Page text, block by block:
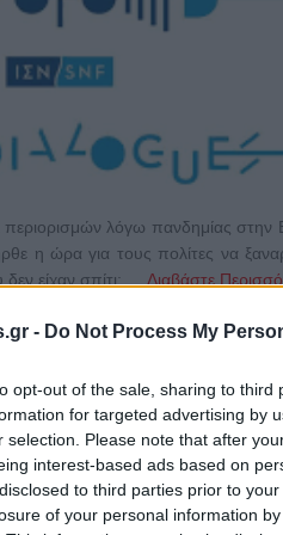
- Do Not Process My
opt-out of the sale, sharing to
for targeted advertising by
selection. Please note that after
interest-based ads based on
to third parties prior to
of your personal information
λόγω πανδημίας στην
η ώρα για τους πολίτες να
είχαν σπίτι; … Διαβάστε
ΜΠΟΥΣΔΟΥΚΟΥ , ΔΙΑΛΟΓΟΙ